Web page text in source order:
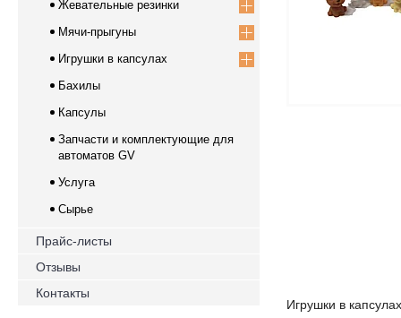
Игрушки в
Жевательные резинки
Мячи-прыгуны
Игрушки в капсулах
Бахилы
Капсулы
Запчасти и комплектующие для
автоматов GV
Услуга
Сырье
Прайс-листы
Отзывы
Контакты